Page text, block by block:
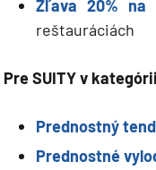
Potvrdiť
Zľava 20% na
reštauráciách
Pre SUITY v
Prednostný
Prednostné